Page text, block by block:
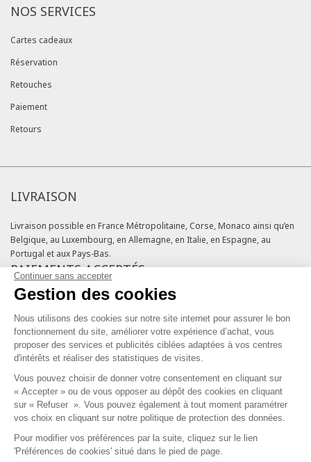
Continuer sans accepter
Gestion des cookies
Nous utilisons des cookies sur notre site internet pour assurer le bon
fonctionnement du site, améliorer votre expérience d’achat, vous
proposer des services et publicités ciblées adaptées à vos centres
d'intérêts et réaliser des statistiques de visites.
Vous pouvez choisir de donner votre consentement en cliquant sur
« Accepter » ou de vous opposer au dépôt des cookies en cliquant
sur « Refuser ». Vous pouvez également à tout moment paramétrer
vos choix en cliquant sur notre politique de protection des données.
Pour modifier vos préférences par la suite, cliquez sur le lien
'Préférences de cookies' situé dans le pied de page.
NOS SERVICES
Cartes cadeaux
Réservation
Retouches
Paiement
Retours
LIVRAISON
Livraison possible en France Métropolitaine, Corse, Monaco ainsi qu’en
Belgique, au Luxembourg, en Allemagne, en Italie, en Espagne, au
Portugal et aux Pays-Bas.
PAIEMENTS ACCEPTÉS
Cartes bancaires
Cartes cadeaux
Chèques fidélité
NOS ENGAGEMENTS QUALITÉ
SERVICE CLIENT & FIDÉLITÉ